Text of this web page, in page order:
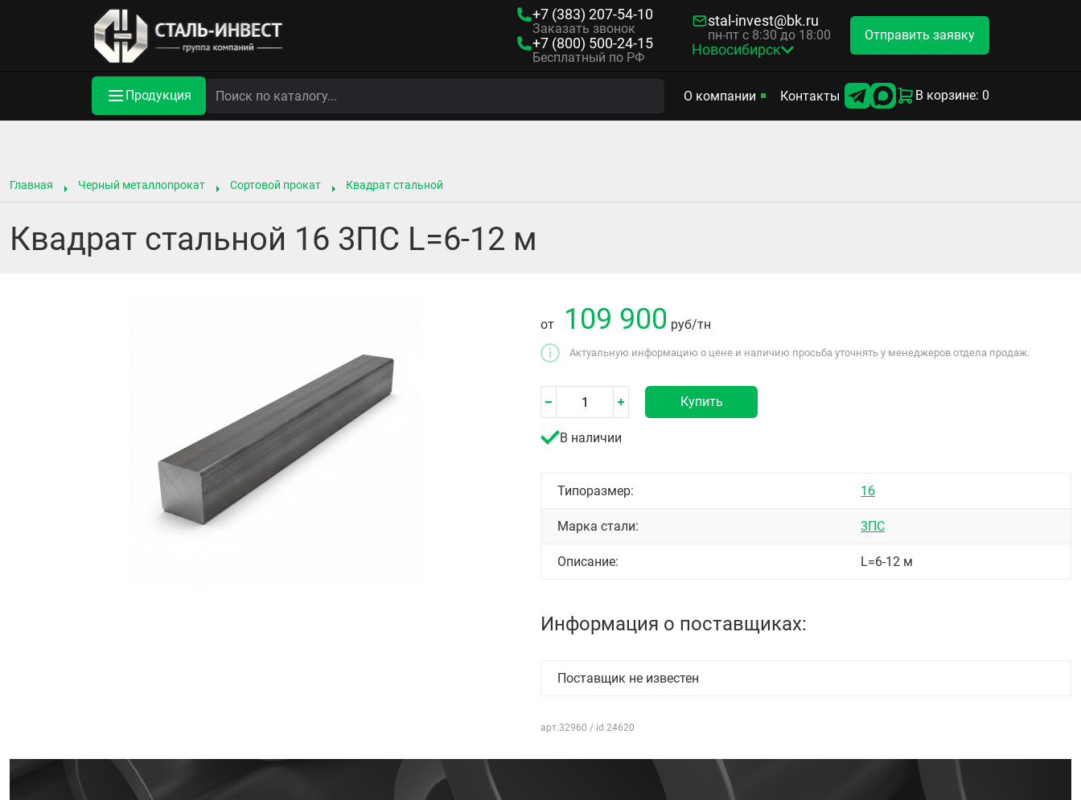
+7 (383) 207-54-10
Заказать звонок
+7 (800) 500-24-15
Бесплатный по РФ
stal-invest@bk.ru
пн-пт с 8:30 до 18:00
Новосибирск
Отправить заявку
Продукция О компании Контакты В корзине: 0
Главная Черный металлопрокат Сортовой прокат Квадрат стальной
Квадрат стальной 16 3ПС L=6-12 м
от 109 900 руб/тн
Актуальную информацию о цене и наличию просьба уточнять у менеджеров отдела продаж.
Купить
В наличии
Типоразмер: 16
Марка стали: 3ПС
Описание: L=6-12 м
Информация о поставщиках:
Поставщик не известен
арт.32960 / id 24620